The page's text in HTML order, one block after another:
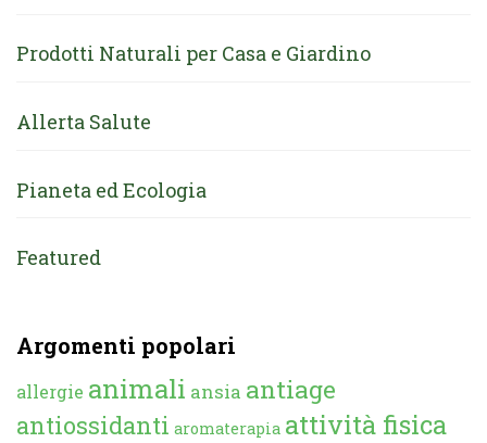
Prodotti Naturali per Casa e Giardino
Allerta Salute
Pianeta ed Ecologia
Featured
Argomenti popolari
allergie animali ansia antiage
antiossidanti aromaterapia attività fisica